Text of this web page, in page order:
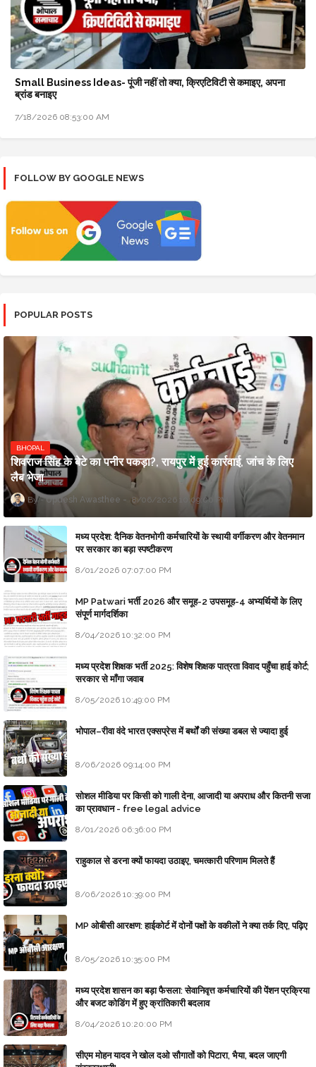
Small Business Ideas- पूंजी नहीं तो क्या, क्रिएटिविटी से कमाइए, अपना
ब्रांड बनाइए
7/18/2026 08:53:00 AM
FOLLOW BY GOOGLE NEWS
POPULAR POSTS
BHOPAL
शिवराज सिंह के बेटे का पनीर पकड़ा?, रायपुर में हुई कार्रवाई, जांच के लिए
लैब भेजा
Updesh Awasthee 8/06/2026 10:09:00 PM
मध्य प्रदेश: दैनिक वेतनभोगी कर्मचारियों के स्थायी वर्गीकरण और वेतनमान
पर सरकार का बड़ा स्पष्टीकरण
8/01/2026 07:07:00 PM
MP Patwari भर्ती 2026 और समूह-2 उपसमूह-4 अभ्यर्थियों के लिए
संपूर्ण मार्गदर्शिका
8/04/2026 10:32:00 PM
मध्य प्रदेश शिक्षक भर्ती 2025: विशेष शिक्षक पात्रता विवाद पहुँचा हाई कोर्ट;
सरकार से माँगा जवाब
8/05/2026 10:49:00 PM
भोपाल–रीवा वंदे भारत एक्सप्रेस में बर्थों की संख्या डबल से ज्यादा हुई
8/06/2026 09:14:00 PM
सोशल मीडिया पर किसी को गाली देना, आजादी या अपराध और कितनी सजा
का प्रावधान - free legal advice
8/01/2026 06:36:00 PM
राहुकाल से डरना क्यों फायदा उठाइए, चमत्कारी परिणाम मिलते हैं
8/06/2026 10:39:00 PM
MP ओबीसी आरक्षण: हाईकोर्ट में दोनों पक्षों के वकीलों ने क्या तर्क दिए, पढ़िए
8/05/2026 10:35:00 PM
मध्य प्रदेश शासन का बड़ा फैसला: सेवानिवृत्त कर्मचारियों की पेंशन प्रक्रिया
और बजट कोडिंग में हुए क्रांतिकारी बदलाव
8/04/2026 10:20:00 PM
सीएम मोहन यादव ने खोल दओ सौगातों को पिटारा, भैया, बदल जाएगी